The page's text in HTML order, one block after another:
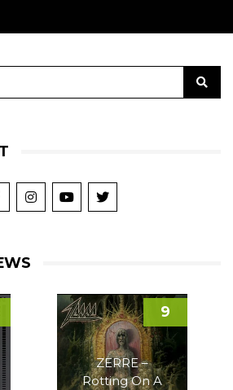
ZERRE –
Rotting On A
9